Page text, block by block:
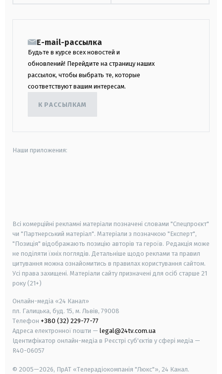
E-mail-рассылка
Будьте в курсе всех новостей и
обновлений! Перейдите на страницу наших
рассылок, чтобы выбрать те, которые
соответствуют вашим интересам.
К РАССЫЛКАМ
Наши приложения:
Всі комерційні рекламні матеріали позначені словами "Спецпроєкт"
чи "Партнерський матеріал". Матеріали з позначкою "Експерт",
"Позиція" відображають позицію авторів та героїв. Редакція може
не поділяти їхніх поглядів. Детальніше щодо реклами та правил
цитування можна ознайомитись в правилах користування сайтом.
Усі права захищені. Матеріали сайту призначені для осіб старше 21
року (21+)
Онлайн-медіа «24 Канал»
пл. Галицька, буд. 15, м. Львів, 79008
Телефон +380 (32) 229-77-77
Адреса електронної пошти — legal@24tv.com.ua
Ідентифікатор онлайн-медіа в Реєстрі суб'єктів у сфері медіа —
R40-06057
© 2005—2026, ПрАТ «Телерадіокомпанія "Люкс"», 24 Канал.